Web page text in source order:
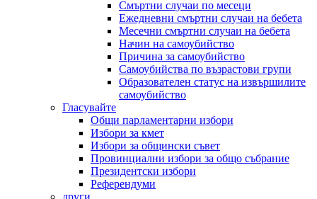
Смъртни случаи по месеци
Ежедневни смъртни случаи на бебета
Месечни смъртни случаи на бебета
Начин на самоубийство
Причина за самоубийство
Самоубийства по възрастови групи
Образователен статус на извършилите
самоубийство
Гласувайте
Общи парламентарни избори
Избори за кмет
Избори за общински съвет
Провинциални избори за общо събрание
Президентски избори
Референдуми